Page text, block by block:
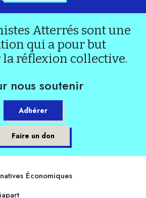
Atterrés sont une
qui a pour but
la réflexion collective.
nous soutenir
Adhérer
Faire un don
Économiques